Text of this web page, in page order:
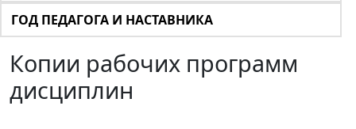
ГОД ПЕДАГОГА И НАСТАВНИКА
Копии рабочих программ
дисциплин